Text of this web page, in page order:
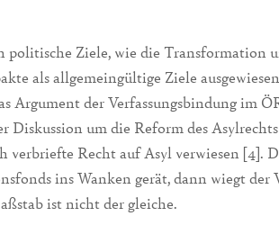
politische Ziele, wie die Transformation
als allgemeingültige Ziele
Argument der Verfassungsbindung im
Diskussion um die Reform des
verbriefte Recht auf Asyl verwiesen [4].
ins Wanken gerät, dann wiegt der
ist nicht der gleiche.